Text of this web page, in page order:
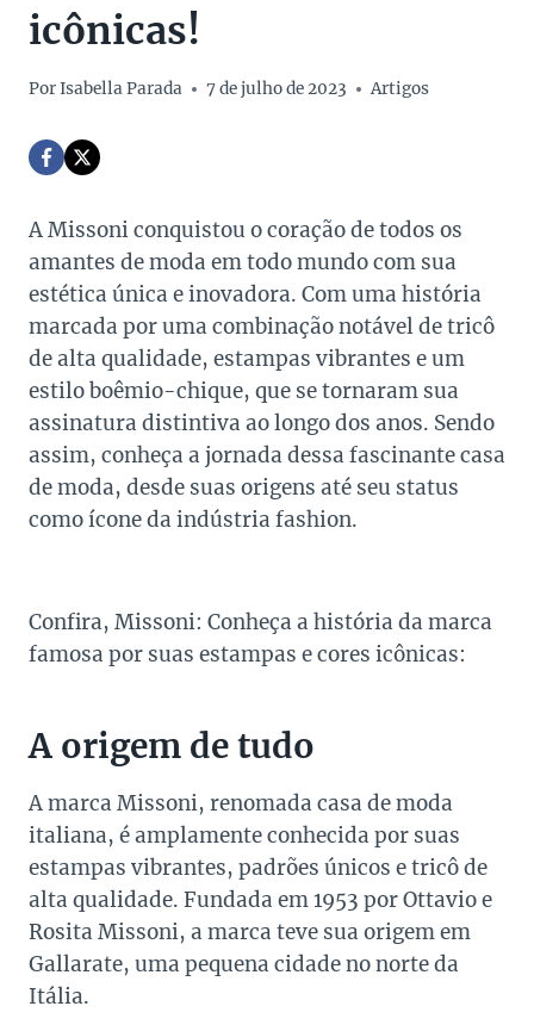
icônicas!
PorIsabella Parada 7 de julho de 2023 Artigos
A Missoni conquistou o coração de todos os
amantes de moda em todo mundo com sua
estética única e inovadora. Com uma história
marcada por uma combinação notável de tricô
de alta qualidade, estampas vibrantes e um
estilo boêmio-chique, que se tornaram sua
assinatura distintiva ao longo dos anos. Sendo
assim, conheça a jornada dessa fascinante casa
de moda, desde suas origens até seu status
como ícone da indústria fashion.
Confira, Missoni: Conheça a história da marca
famosa por suas estampas e cores icônicas:
A origem de tudo
A marca Missoni, renomada casa de moda
italiana, é amplamente conhecida por suas
estampas vibrantes, padrões únicos e tricô de
alta qualidade. Fundada em 1953 por Ottavio e
Rosita Missoni, a marca teve sua origem em
Gallarate, uma pequena cidade no norte da
Itália.